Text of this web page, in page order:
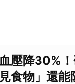
壓降30%
食物」還能